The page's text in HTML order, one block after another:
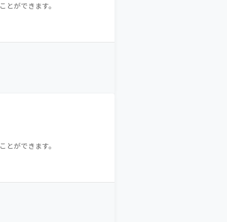
ができます。
ができます。